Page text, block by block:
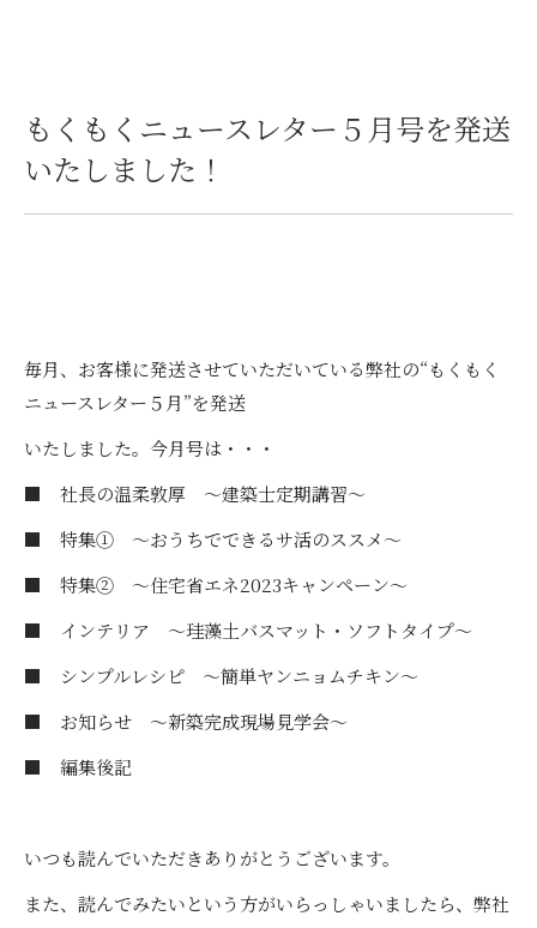
もくもくニュースレター５月号を発送
いたしました！
毎月、お客様に発送させていただいている弊社の“もくもく
ニュースレター５月”を発送
いたしました。今月号は・・・
■ 社長の温柔敦厚 ～建築士定期講習～
■ 特集① ～おうちでできるサ活のススメ～
■ 特集② ～住宅省エネ2023キャンペーン～
■ インテリア ～珪藻土バスマット・ソフトタイプ～
■ シンプルレシピ ～簡単ヤンニョムチキン～
■ お知らせ ～新築完成現場見学会～
■ 編集後記
いつも読んでいただきありがとうございます。
また、読んでみたいという方がいらっしゃいましたら、弊社